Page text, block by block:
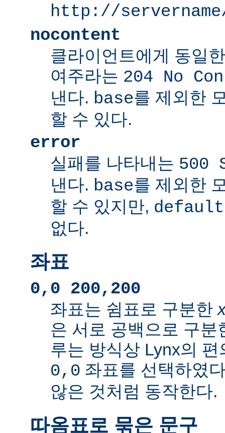
http://
nocontent
클라이언트에게 동일
여주라는 204 No
낸다. base를 제외한
할 수 있다.
error
실패를 나타내는 500
낸다. base를 제외한
할 수 있지만, default
없다.
좌표
0,0 200,200
좌표는 쉼표로 구분한
은 서로 공백으로 구분
루는 방식상 Lynx의
0,0 좌표를 선택하였
않은 것처럼 동작한다.
따옴표로 묶은 문구